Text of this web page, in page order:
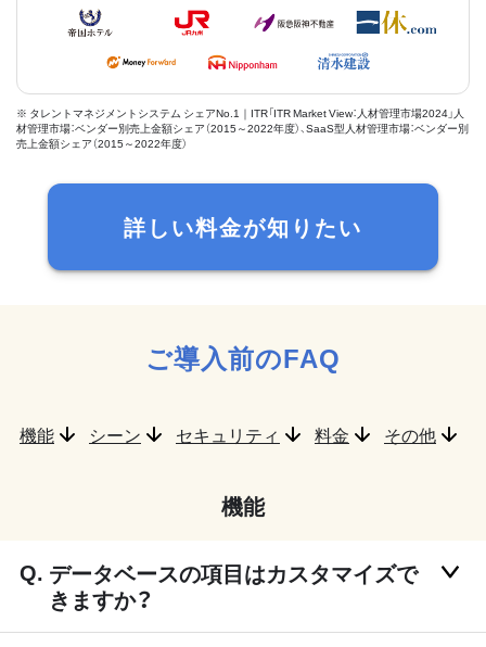
※ タレントマネジメントシステム シェアNo.1｜ITR「ITR Market View：人材管理市場2024」人
材管理市場：ベンダー別売上金額シェア（2015～2022年度）、SaaS型人材管理市場：ベンダー別
売上金額シェア（2015～2022年度）
詳しい料金が知りたい
ご導入前のFAQ
機能 シーン セキュリティ 料金 その他
機能
データベースの項目はカスタマイズで
きますか？